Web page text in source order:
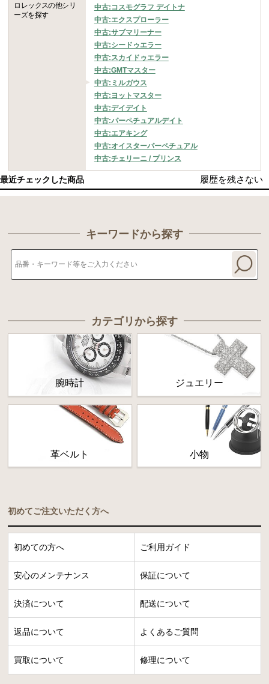
ロレックスの他シリ
ーズを探す
中古:コスモグラフ デイトナ
中古:エクスプローラー
中古:サブマリーナー
中古:シードゥエラー
中古:スカイドゥエラー
中古:GMTマスター
中古:ミルガウス
中古:ヨットマスター
中古:デイデイト
中古:パーペチュアルデイト
中古:エアキング
中古:オイスターパーペチュアル
中古:チェリーニ / プリンス
最近チェックした商品 履歴を残さない
キーワードから探す
カテゴリから探す
腕時計 ジュエリー
革ベルト 小物
初めてご注文いただく方へ
初めての方へ ご利用ガイド
安心のメンテナンス 保証について
決済について 配送について
返品について よくあるご質問
買取について 修理について